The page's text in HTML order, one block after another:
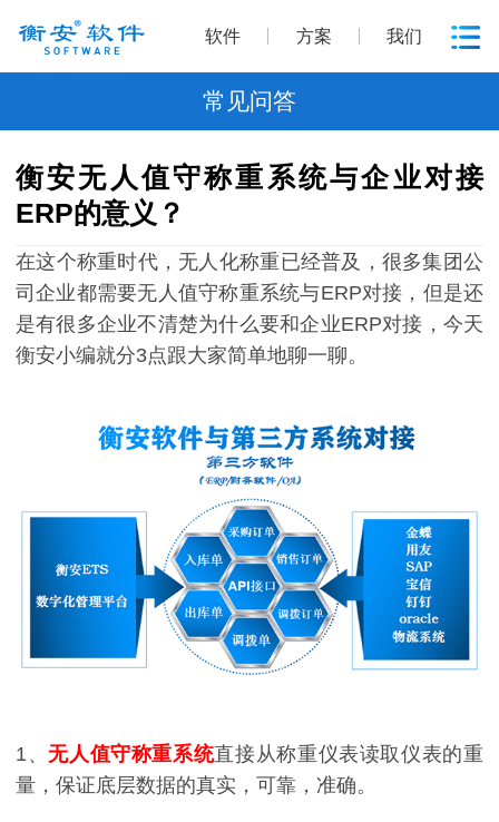
软件 方案 我们
常见问答
衡安无人值守称重系统与企业对接
ERP的意义？
在这个称重时代，无人化称重已经普及，很多集团公
司企业都需要无人值守称重系统与ERP对接，但是还
是有很多企业不清楚为什么要和企业ERP对接，今天
衡安小编就分3点跟大家简单地聊一聊。
1、无人值守称重系统直接从称重仪表读取仪表的重
量，保证底层数据的真实，可靠，准确。